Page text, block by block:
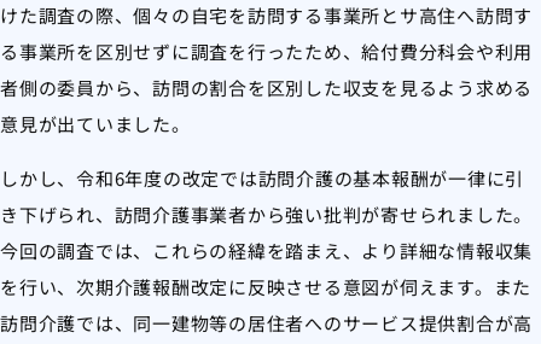
けた調査の際、個々の自宅を訪問する事業所とサ高住へ訪問す
る事業所を区別せずに調査を行ったため、給付費分科会や利用
者側の委員から、訪問の割合を区別した収支を見るよう求める
意見が出ていました。
しかし、令和6年度の改定では訪問介護の基本報酬が一律に引
き下げられ、訪問介護事業者から強い批判が寄せられました。
今回の調査では、これらの経緯を踏まえ、より詳細な情報収集
を行い、次期介護報酬改定に反映させる意図が伺えます。また
訪問介護では、同一建物等の居住者へのサービス提供割合が高